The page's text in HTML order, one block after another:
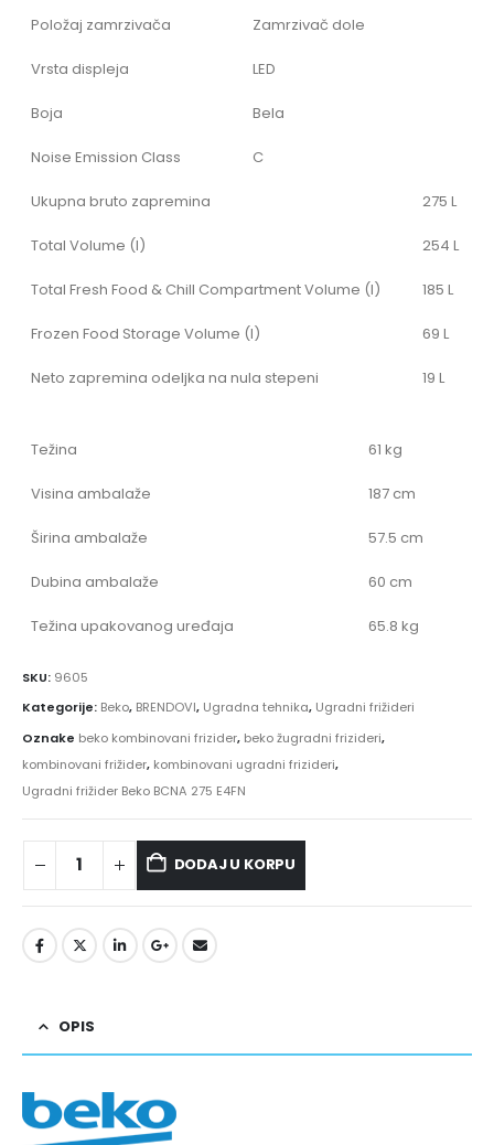
Položaj zamrzivača Zamrzivač dole
Vrsta displeja LED
Boja Bela
Noise Emission Class C
Ukupna bruto zapremina 275 L
Total Volume (l) 254 L
Total Fresh Food & Chill Compartment Volume (l) 185 L
Frozen Food Storage Volume (l) 69 L
Neto zapremina odeljka na nula stepeni 19 L
Težina 61 kg
Visina ambalaže 187 cm
Širina ambalaže 57.5 cm
Dubina ambalaže 60 cm
Težina upakovanog uređaja 65.8 kg
SKU: 9605
Kategorije: Beko, BRENDOVI, Ugradna tehnika, Ugradni frižideri
Oznake beko kombinovani frizider, beko žugradni frizideri,
kombinovani frižider, kombinovani ugradni frizideri,
Ugradni frižider Beko BCNA 275 E4FN
DODAJ U KORPU
OPIS